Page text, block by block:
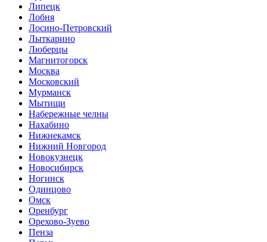
Липецк
Лобня
Лосино-Петровский
Лыткарино
Люберцы
Магнитогорск
Москва
Московский
Мурманск
Мытищи
Набережные челны
Нахабино
Нижнекамск
Нижний Новгород
Новокузнецк
Новосибирск
Ногинск
Одинцово
Омск
Оренбург
Орехово-Зуево
Пенза